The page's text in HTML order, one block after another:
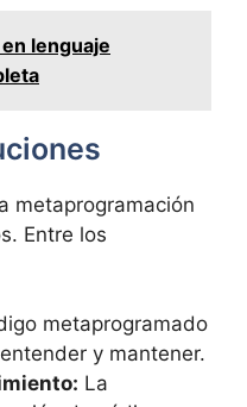
lenguaje
metaprogramación
Entre los
metaprogramado
y mantener.
La